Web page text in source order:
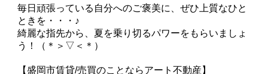
毎日頑張っている自分へのご褒美に、ぜひ上質なひと
ときを・・・♪
綺麗な指先から、夏を乗り切るパワーをもらいましょ
う！（＊＞▽＜＊）
【盛岡市賃貸/売買のことならアート不動産】